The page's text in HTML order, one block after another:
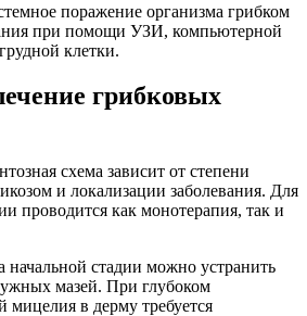
поражение организма грибком
при помощи УЗИ, компьютерной
клетки.
грибковых
схема зависит от степени
и локализации заболевания. Для
проводится как монотерапия, так и
стадии можно устранить
мазей. При глубоком
мицелия в дерму требуется